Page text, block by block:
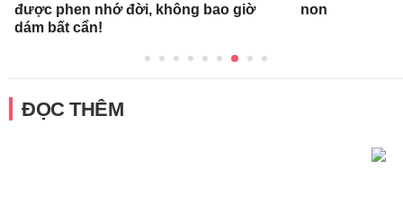
được phen nhớ đời, không bao giờ
dám bất cẩn!
non
ĐỌC THÊM